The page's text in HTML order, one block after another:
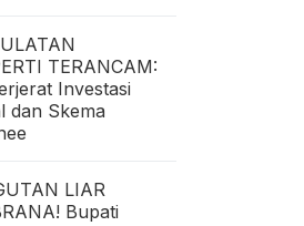
TERANCAM:
Investasi
dan Skema
LIAR
Bupati